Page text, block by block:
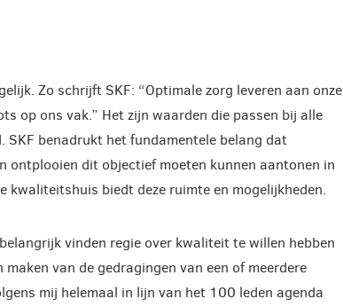
Zo schrijft SKF: “Optimale zorg leveren aan onze
op ons vak.” Het zijn waarden die passen bij alle
SKF benadrukt het fundamentele belang dat
ontplooien dit objectief moeten kunnen aantonen in
kwaliteitshuis biedt deze ruimte en mogelijkheden.
vinden regie over kwaliteit te willen hebben
van de gedragingen van een of meerdere
mij helemaal in lijn van het 100 leden agenda